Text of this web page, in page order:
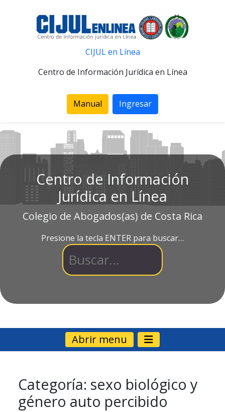
CIJUL en Línea
Centro de Información Jurídica en Línea
Manual Ingresar
Centro de Información
Jurídica en Línea
Colegio de Abogados(as) de Costa Rica
Presione la tecla ENTER para buscar…
Abrir menu
Categoría: sexo biológico y
género auto percibido